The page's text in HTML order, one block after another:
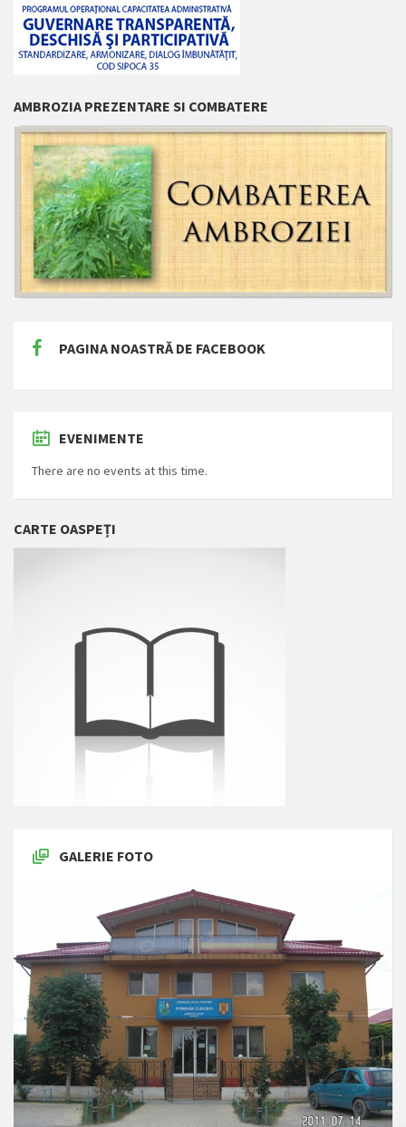
AMBROZIA PREZENTARE SI COMBATERE
PAGINA NOASTRĂ DE FACEBOOK
EVENIMENTE
There are no events at this time.
CARTE OASPEȚI
GALERIE FOTO